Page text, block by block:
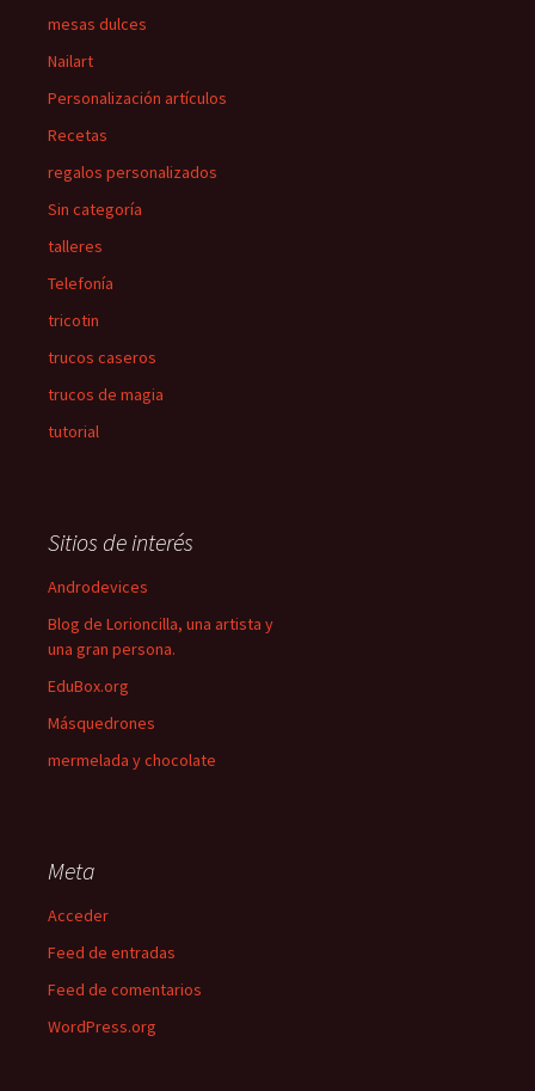
mesas dulces
Nailart
Personalización artículos
Recetas
regalos personalizados
Sin categoría
talleres
Telefonía
tricotin
trucos caseros
trucos de magia
tutorial
Sitios de interés
Androdevices
Blog de Lorioncilla, una artista y
una gran persona.
EduBox.org
Másquedrones
mermelada y chocolate
Meta
Acceder
Feed de entradas
Feed de comentarios
WordPress.org